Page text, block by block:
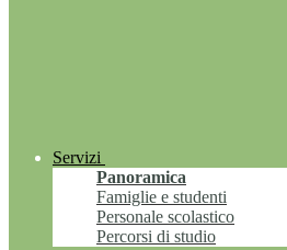
Servizi
Panoramica
Famiglie e studenti
Personale scolastico
Percorsi di studio